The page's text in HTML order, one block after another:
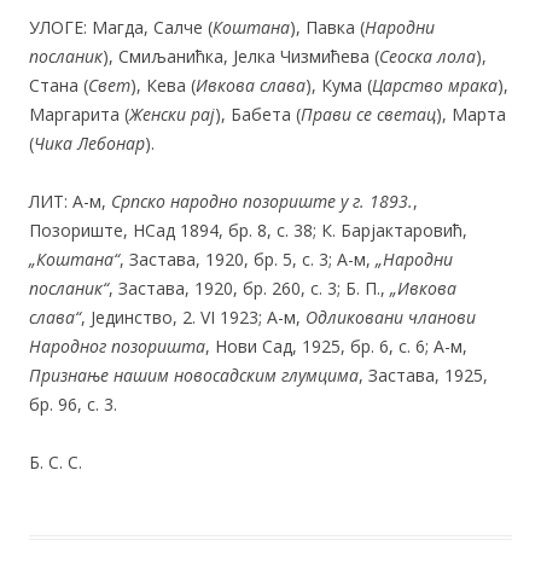
УЛОГЕ: Магда, Салче (Коштана), Павка (Народни
посланик), Смиљанићка, Јелка Чизмићева (Сеоска лола),
Стана (Свет), Кева (Ивкова слава), Кума (Царство мрака),
Маргарита (Женски рај), Бабета (Прави се светац), Марта
(Чика Лебонар).
ЛИТ: А-м, Српско народно позориште у г. 1893.,
Позориште, НСад 1894, бр. 8, с. 38; К. Барјактаровић,
„Коштана“, Застава, 1920, бр. 5, с. 3; А-м, „Народни
посланик“, Застава, 1920, бр. 260, с. 3; Б. П., „Ивкова
слава“, Јединство, 2. VI 1923; А-м, Одликовани чланови
Народног позоришта, Нови Сад, 1925, бр. 6, с. 6; А-м,
Признање нашим новосадским глумцима, Застава, 1925,
бр. 96, с. 3.
Б. С. С.